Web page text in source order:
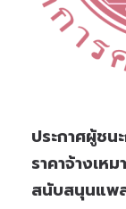
ประกาศผู้ชน
ราคาจ้างเห
สนับสนุนแพ